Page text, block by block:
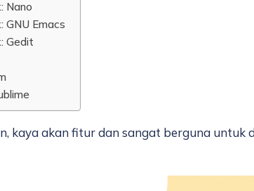
Nano
GNU Emacs
Gedit
kaya akan fitur dan sangat berguna untuk